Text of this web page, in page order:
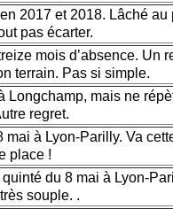
2017 et 2018. Lâché
pas écarter.
mois d’absence. Un
terrain. Pas si simple.
Longchamp, mais ne
regret.
à Lyon-Parilly. Va
place !
du 8 mai à Lyon-
souple. .